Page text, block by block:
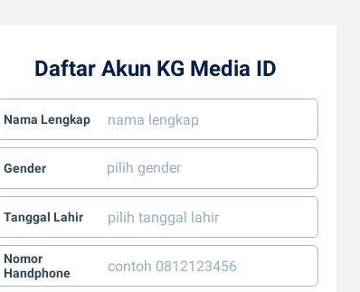
Daftar Akun KG Media ID
Nama Lengkap
Gender
Tanggal Lahir
Nomor
Handphone